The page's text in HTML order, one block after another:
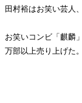
田村裕はお笑い芸人
お笑いコンビ「麒麟
万部以上売り上げた。